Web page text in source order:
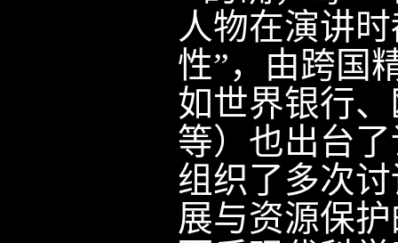
人物在演讲
性”，由跨国
如世界银行
等）也出台
组织了多次
展与资源保